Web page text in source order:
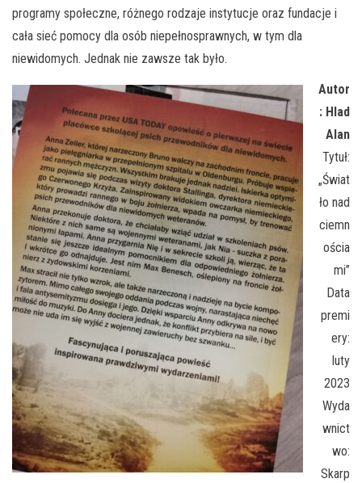
programy społeczne, różnego rodzaje instytucje oraz fundacje i
cała sieć pomocy dla osób niepełnosprawnych, w tym dla
niewidomych. Jednak nie zawsze tak było.
Autor
: Hlad
Alan
Tytuł:
„Świat
ło nad
ciemn
ościa
mi”
Data
premi
ery:
luty
2023
Wyda
wnict
wo:
Skarp